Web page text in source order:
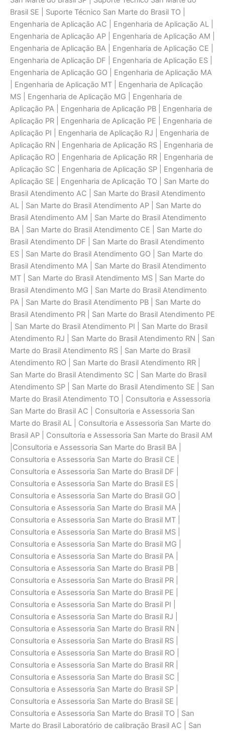
Brasil SE | Suporte Técnico San Marte do Brasil TO |
Engenharia de Aplicaçāo AC | Engenharia de Aplicaçāo AL |
Engenharia de Aplicaçāo AP | Engenharia de Aplicaçāo AM |
Engenharia de Aplicaçāo BA | Engenharia de Aplicaçāo CE |
Engenharia de Aplicaçāo DF | Engenharia de Aplicaçāo ES |
Engenharia de Aplicaçāo GO | Engenharia de Aplicaçāo MA
| Engenharia de Aplicaçāo MT | Engenharia de Aplicaçāo
MS | Engenharia de Aplicaçāo MG | Engenharia de
Aplicaçāo PA | Engenharia de Aplicaçāo PB | Engenharia de
Aplicaçāo PR | Engenharia de Aplicaçāo PE | Engenharia de
Aplicaçāo PI | Engenharia de Aplicaçāo RJ | Engenharia de
Aplicaçāo RN | Engenharia de Aplicaçāo RS | Engenharia de
Aplicaçāo RO | Engenharia de Aplicaçāo RR | Engenharia de
Aplicaçāo SC | Engenharia de Aplicaçāo SP | Engenharia de
Aplicaçāo SE | Engenharia de Aplicaçāo TO | San Marte do
Brasil Atendimento AC | San Marte do Brasil Atendimento
AL | San Marte do Brasil Atendimento AP | San Marte do
Brasil Atendimento AM | San Marte do Brasil Atendimento
BA | San Marte do Brasil Atendimento CE | San Marte do
Brasil Atendimento DF | San Marte do Brasil Atendimento
ES | San Marte do Brasil Atendimento GO | San Marte do
Brasil Atendimento MA | San Marte do Brasil Atendimento
MT | San Marte do Brasil Atendimento MS | San Marte do
Brasil Atendimento MG | San Marte do Brasil Atendimento
PA | San Marte do Brasil Atendimento PB | San Marte do
Brasil Atendimento PR | San Marte do Brasil Atendimento PE
| San Marte do Brasil Atendimento PI | San Marte do Brasil
Atendimento RJ | San Marte do Brasil Atendimento RN | San
Marte do Brasil Atendimento RS | San Marte do Brasil
Atendimento RO | San Marte do Brasil Atendimento RR |
San Marte do Brasil Atendimento SC | San Marte do Brasil
Atendimento SP | San Marte do Brasil Atendimento SE | San
Marte do Brasil Atendimento TO | Consultoria e Assessoria
San Marte do Brasil AC | Consultoria e Assessoria San
Marte do Brasil AL | Consultoria e Assessoria San Marte do
Brasil AP | Consultoria e Assessoria San Marte do Brasil AM
|Consultoria e Assessoria San Marte do Brasil BA |
Consultoria e Assessoria San Marte do Brasil CE |
Consultoria e Assessoria San Marte do Brasil DF |
Consultoria e Assessoria San Marte do Brasil ES |
Consultoria e Assessoria San Marte do Brasil GO |
Consultoria e Assessoria San Marte do Brasil MA |
Consultoria e Assessoria San Marte do Brasil MT |
Consultoria e Assessoria San Marte do Brasil MS |
Consultoria e Assessoria San Marte do Brasil MG |
Consultoria e Assessoria San Marte do Brasil PA |
Consultoria e Assessoria San Marte do Brasil PB |
Consultoria e Assessoria San Marte do Brasil PR |
Consultoria e Assessoria San Marte do Brasil PE |
Consultoria e Assessoria San Marte do Brasil PI |
Consultoria e Assessoria San Marte do Brasil RJ |
Consultoria e Assessoria San Marte do Brasil RN |
Consultoria e Assessoria San Marte do Brasil RS |
Consultoria e Assessoria San Marte do Brasil RO |
Consultoria e Assessoria San Marte do Brasil RR |
Consultoria e Assessoria San Marte do Brasil SC |
Consultoria e Assessoria San Marte do Brasil SP |
Consultoria e Assessoria San Marte do Brasil SE |
Consultoria e Assessoria San Marte do Brasil TO | San
Marte do Brasil Laboratório de calibraçāo Brasil AC | San